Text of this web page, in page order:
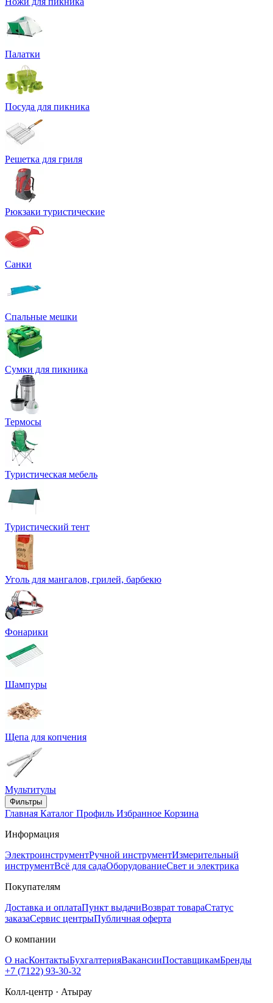
Палатки
Посуда для пикника
Решетка для гриля
Рюкзаки туристические
Санки
Спальные мешки
Сумки для пикника
Термосы
Туристическая мебель
Туристический тент
Уголь для мангалов, грилей, барбекю
Фонарики
Шампуры
Щепа для копчения
Мультитулы
Фильтры
Главная Каталог Профиль Избранное Корзина
Информация
ЭлектроинструментРучной инструментИзмерительный
инструментВсё для садаОборудованиеСвет и электрика
Покупателям
Доставка и оплатаПункт выдачиВозврат товараСтатус
заказаСервис центрыПубличная оферта
О компании
О насКонтактыБухгалтерияВакансииПоставщикамБренды
+7 (7122) 93-30-32
Колл-центр · Атырау